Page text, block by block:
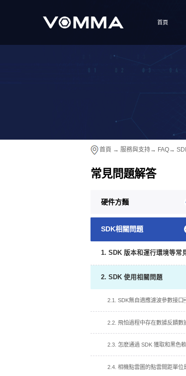
首頁
首頁 → 服務與支持→ FAQ→
常見問題解答
硬件方麵
SDK相關問題
2. SDK 使用相關問題